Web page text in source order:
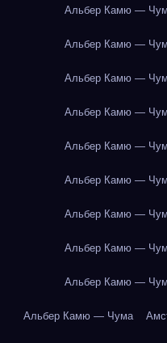
Альбер Камю —
Альбер Камю —
Альбер Камю —
Альбер Камю —
Альбер Камю —
Альбер Камю —
Альбер Камю —
Альбер Камю —
Альбер Камю —
Альбер Камю — Чума